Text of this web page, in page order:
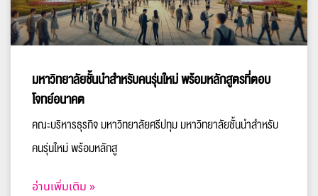
มหาวิทยาลัยชั้นนำสำหรับคนรุ่นใหม่ พร้อมหลักสูตรที่ตอบ
โจทย์อนาคต
คณะบริหารธุรกิจ มหาวิทยาลัยศรีปทุม มหาวิทยาลัยชั้นนำสำหรับ
คนรุ่นใหม่ พร้อมหลักสู
อ่านเพิ่มเติม »